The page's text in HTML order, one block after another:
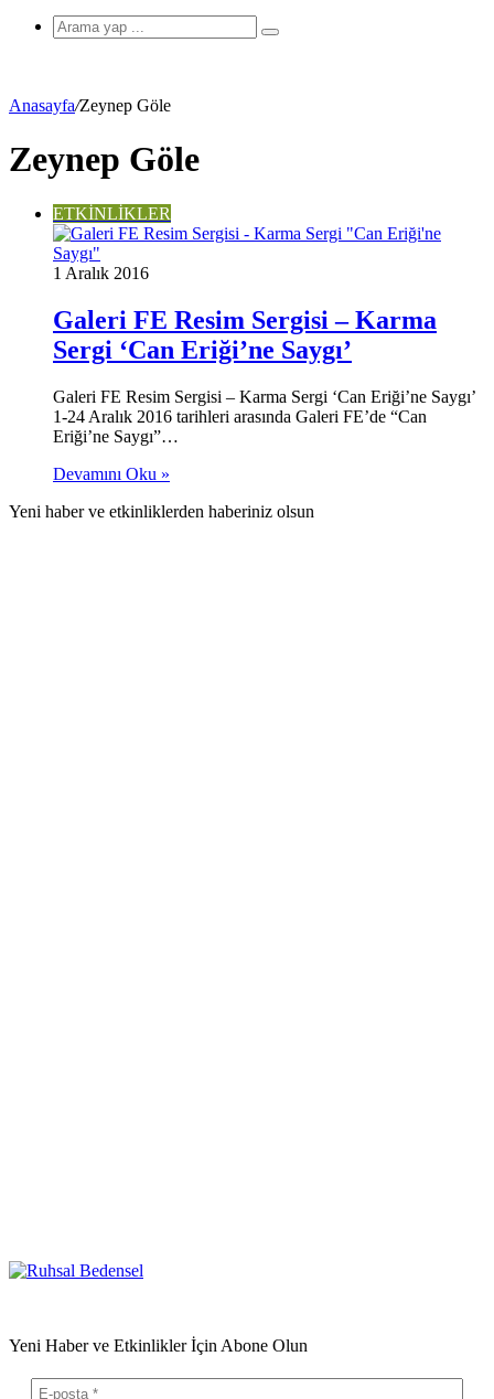
Arama
Anasayfa/Zeynep Göle
Zeynep Göle
ETKİNLİKLER
1 Aralık 2016
Galeri FE Resim Sergisi – Karma
Sergi ‘Can Eriği’ne Saygı’
Galeri FE Resim Sergisi – Karma Sergi ‘Can Eriği’ne Saygı’
1-24 Aralık 2016 tarihleri arasında Galeri FE’de “Can
Eriği’ne Saygı”…
Devamını Oku »
Yeni haber ve etkinliklerden haberiniz olsun
Yeni Haber ve Etkinlikler İçin Abone Olun